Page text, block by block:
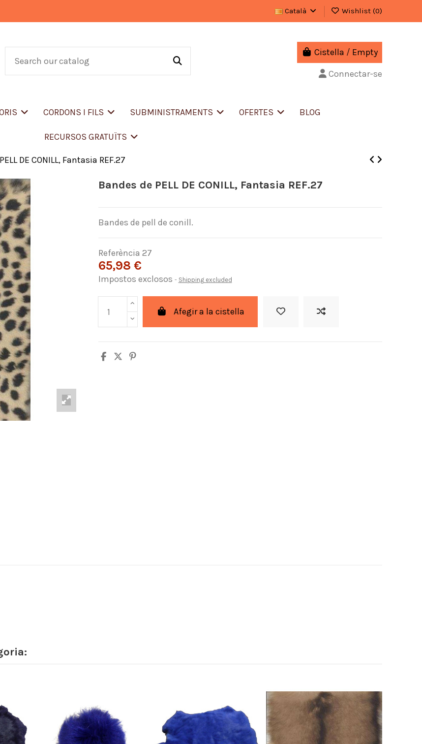
Català Wishlist (0)
Cistella / Empty
Connectar-se
CORDONS I FILS SUBMINISTRAMENTS OFERTES BLOG
RECURSOS GRATUÏTS
DE CONILL, Fantasia REF.27
Bandes de PELL DE CONILL, Fantasia REF.27
Bandes de pell de conill.
Referència 27
65,98 €
Impostos exclosos Shipping excluded
Afegir a la cistella